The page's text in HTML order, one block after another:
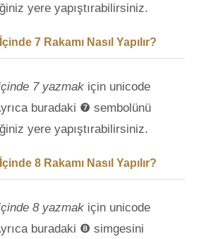
yere yapıştırabilirsiniz.
7 Rakamı Nasıl Yapılır?
7 yazmak için unicode
buradaki ❼ sembolünü
yere yapıştırabilirsiniz.
8 Rakamı Nasıl Yapılır?
8 yazmak için unicode
buradaki ❽ simgesini